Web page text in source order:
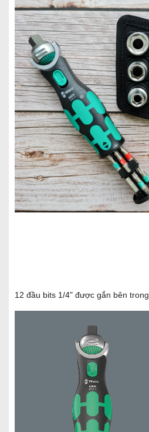
12 đầu bits 1/4" được gắn bên trong